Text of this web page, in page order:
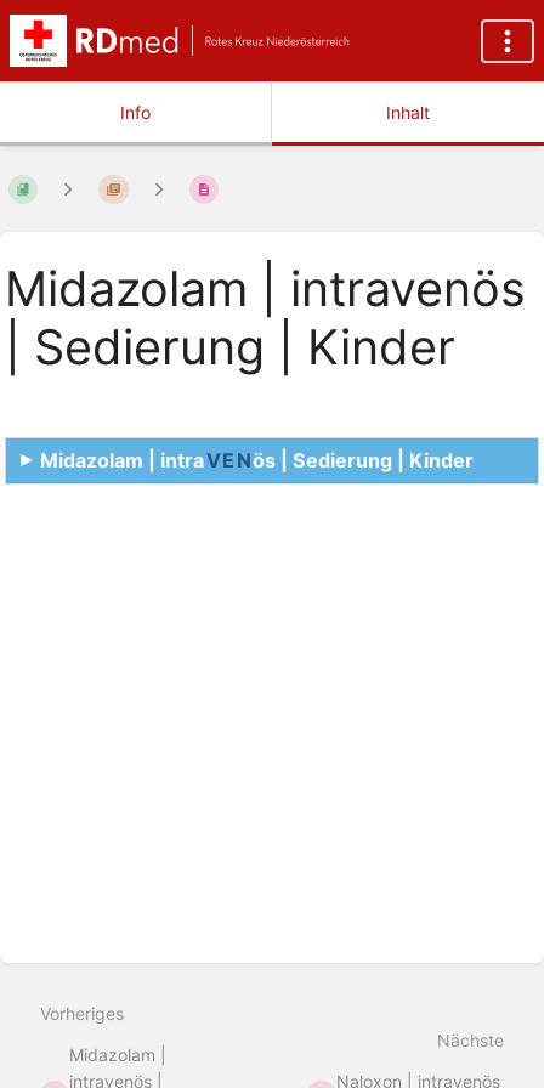
Info Inhalt
Midazolam | intravenös
| Sedierung | Kinder
Midazolam | intraVENös | Sedierung | Kinder
Vorheriges
Midazolam |
intravenös |
Nächste
Naloxon | intravenös